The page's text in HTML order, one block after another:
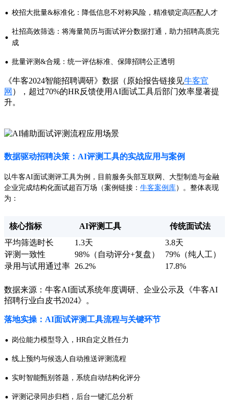
· 校招大批量&标准化：降低信息不对称风险，精准锁定高匹配人才
· 社招高效筛选：将海量简历与面试评分数据打通，助力招聘高质完
成
· 批量评测&合规：统一评估标准、保障招聘公正透明
《牛客2024智能招聘调研》数据（原始报告链接见牛客官
网 ），超过70%的HR反馈使用AI面试工具后部门效率显著提
升。
数据驱动招聘决策：AI评测工具的实战应用与案例
以牛客AI面试测评工具为例，目前服务头部互联网、大型制造与金融
企业完成结构化面试超百万场（案例链接： 牛客案例库）。整体表现
为：
核心指标 AI评测工具
传统面试法
平均筛选时长
1.3天
3.8天
评测一致性
98%（自动评分+复盘）
79%（纯人工）
录用与试用通过率 26.2% 17.8%
数据来源：牛客AI面试系统年度调研、企业公示及《牛客AI
招聘行业白皮书2024》。
落地实操：AI面试评测工具流程与关键环节
· 岗位能力模型导入，HR自定义胜任力
· 线上预约与候选人自动推送评测流程
· 实时智能甄别答题，系统自动结构化评分
评测记录同步归档，后台一键汇总分析